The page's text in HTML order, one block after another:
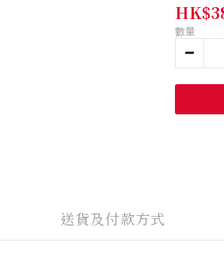
數量
送貨及付款方式